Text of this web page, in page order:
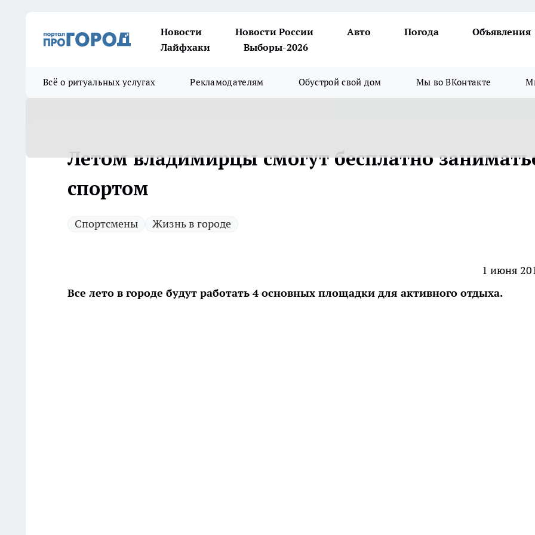
Новости Новости России Авто Погода
Объявления
Лайфхаки
Выборы-2026
Всё о ритуальных услугах Рекламодателям Обустрой свой дом Мы во ВКонтакте
Летом владимирцы смогут бесплатно
спортом
Спортсмены Жизнь в городе
1 июня
Все лето в городе будут работать 4 основных площадки для активного отдыха.